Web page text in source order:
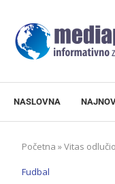
NASLOVNA
Početna »Vitas
Fudbal